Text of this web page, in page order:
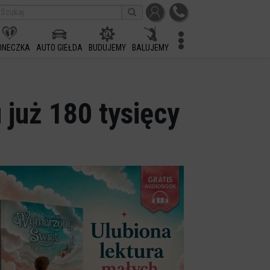
AUTO GIEŁDA BUDUJEMY BALUJEMY
już 180 tysięcy